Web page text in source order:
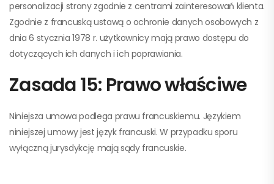
personalizacji strony zgodnie z centrami zainteresowań klienta.
Zgodnie z francuską ustawą o ochronie danych osobowych z
dnia 6 stycznia 1978 r. użytkownicy mają prawo dostępu do
dotyczących ich danych i ich poprawiania.
Zasada 15: Prawo właściwe
Niniejsza umowa podlega prawu francuskiemu. Językiem
niniejszej umowy jest język francuski. W przypadku sporu
wyłączną jurysdykcję mają sądy francuskie.